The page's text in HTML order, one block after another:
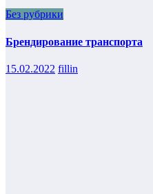
Без рубрики
Брендирование транспорта
15.02.2022 fillin